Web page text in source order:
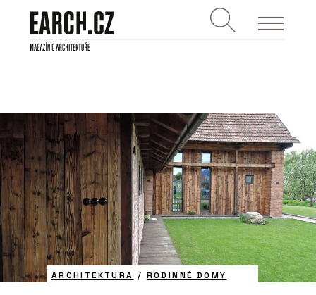
ARCHITEKTURA / RODINNÉ DOMY